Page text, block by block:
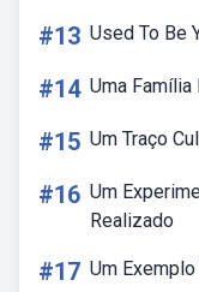
#13 Used To Be
#14 Uma Família
#15 Um Traço
#16 Um
Realizado
#17 Um